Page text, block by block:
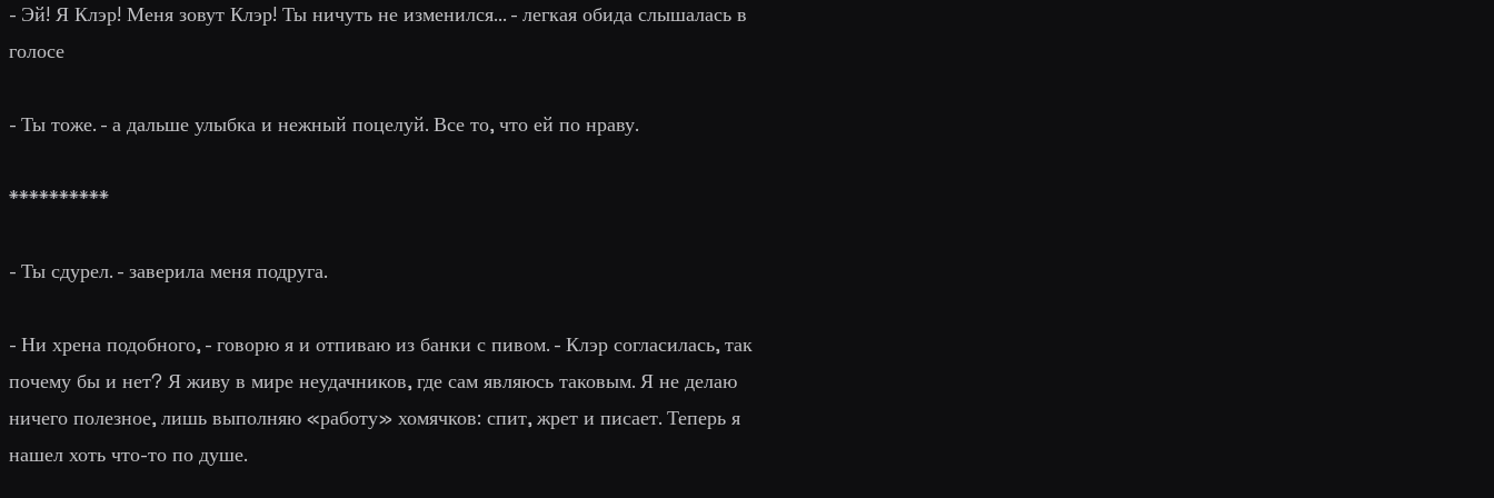
- Эй! Я Клэр! Меня зовут Клэр! Ты ничуть не изменился... - легкая обида слышалась в
голосе
- Ты тоже. - а дальше улыбка и нежный поцелуй. Все то, что ей по нраву.
**********
- Ты сдурел. - заверила меня подруга.
- Ни хрена подобного, - говорю я и отпиваю из банки с пивом. - Клэр согласилась, так
почему бы и нет? Я живу в мире неудачников, где сам являюсь таковым. Я не делаю
ничего полезное, лишь выполняю «работу» хомячков: спит, жрет и писает. Теперь я
нашел хоть что-то по душе.